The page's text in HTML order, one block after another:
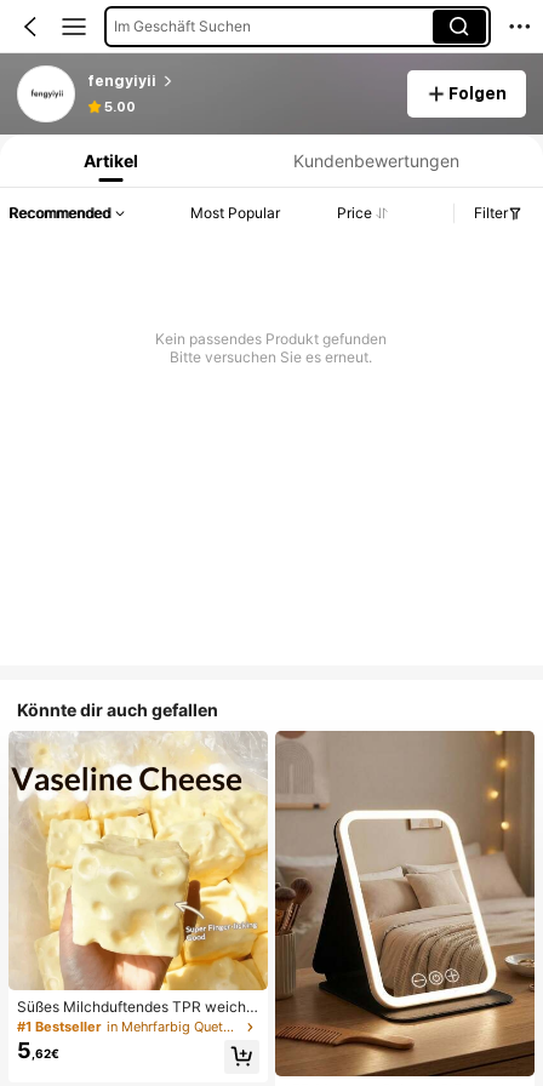
Im Geschäft Suchen
fengyiyii
5.00
Folgen
Produktinformation: Preisangabe, Verkaufs- und Lagerbestandsdetails.
Artikel Kundenbewertungen
Recommended Most Popular Price Filter
Kein passendes Produkt gefunden
Bitte versuchen Sie es erneut.
Könnte dir auch gefallen
Süßes Milchduftendes TPR weiche
s quetschbares Dumpling-förmiges
Stressabbau-Spielzeug, 5cm niedli
ches lustiges Quetsch-Stressabbau
#1 Bestseller in Mehrfarbig Quetschspielzeug für Teenager
5 ,62€